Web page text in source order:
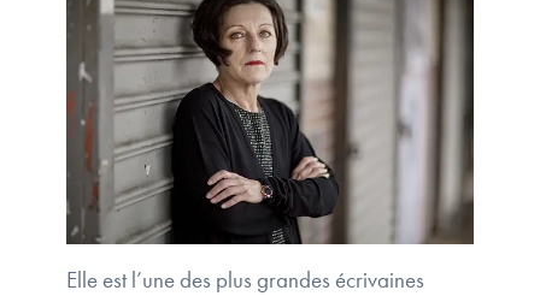
Elle est l’une des plus grandes écrivaines